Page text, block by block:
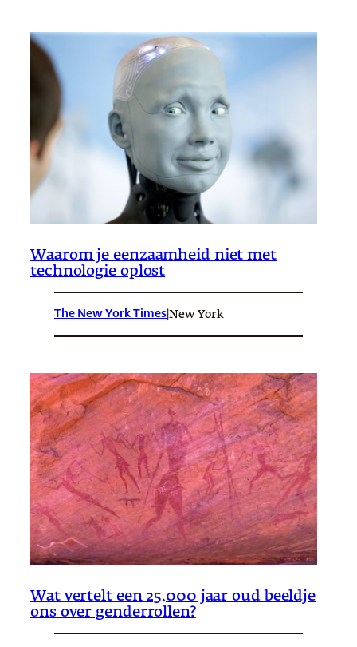
Waarom je eenzaamheid niet met
technologie oplost
The New York Times New York
Wat vertelt een 25.000 jaar oud beeldje
ons over genderrollen?